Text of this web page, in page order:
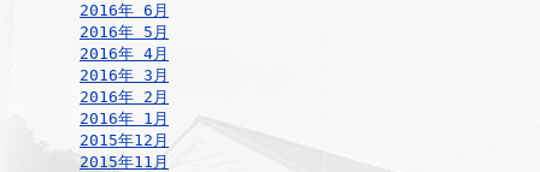
2016年 6月
2016年 5月
2016年 4月
2016年 3月
2016年 2月
2016年 1月
2015年12月
2015年11月